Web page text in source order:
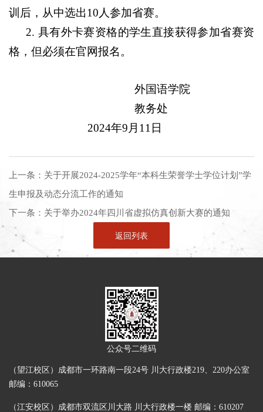
训后，从中选出10 人参加省赛。
2. 具有外卡赛资格的学生直接获得参加省赛资
格，但必须在官网报名。
外国语学院
教务处
2024年9 月 11 日
上一条： 关于开展2024-2025学年“本科生荣誉学士学位计划”学
生申报及动态分流工作的通知
下一条： 关于举办2024年四川省虚拟仿真创新大赛的通知
返回列表
公众号二维码
（望江校区）成都市一环路南一段24号 川大行政楼219、220办公室
邮编：610065
（江安校区）成都市双流区川大路 川大行政楼一楼 邮编：610207